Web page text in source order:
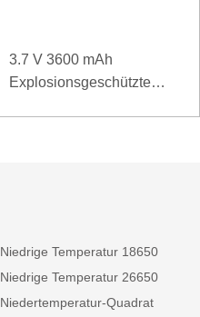
3.7 V 3600 mAh
Explosionsgeschützte
Niedrige Temperatur 18650
Niedrige Temperatur 26650
Niedertemperatur-Quadrat